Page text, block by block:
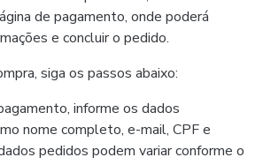
de pagamento, onde poderá
e concluir o pedido.
siga os passos abaixo:
informe os dados
nome completo, e-mail, CPF e
pedidos podem variar conforme o